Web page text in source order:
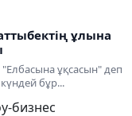
ұлына
ұқсасын" деп
бұр...
бизнес